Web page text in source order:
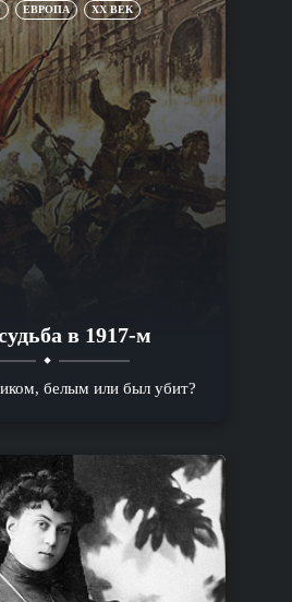
ЕВРОПА XX ВЕК
в 1917-м
белым или был убит?